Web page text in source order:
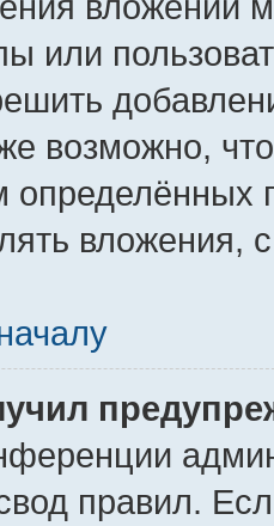
или
возможно,
определённых
вложения,
правил.